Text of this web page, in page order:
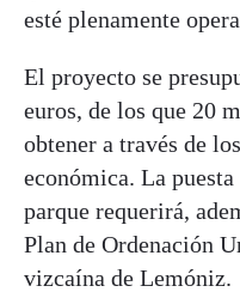
esté plenamente
El proyecto se
euros, de los que 20
obtener a través de
económica. La
parque requerirá,
Plan de Ordenación
vizcaína de Lemóniz.